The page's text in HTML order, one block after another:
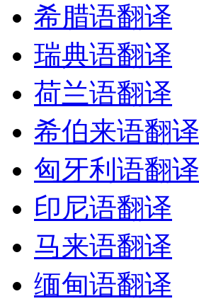
希腊语翻译
瑞典语翻译
荷兰语翻译
希伯来语翻译
匈牙利语翻译
印尼语翻译
马来语翻译
缅甸语翻译